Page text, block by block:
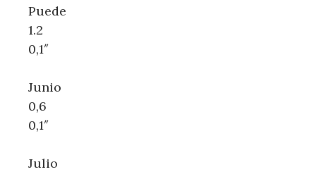
Puede
1.2
0,1″
Junio
0,6
0,1″
Julio